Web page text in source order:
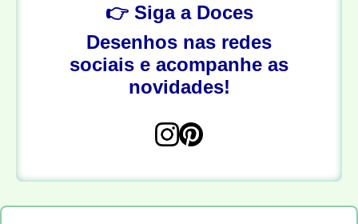
👉 Siga a Doces
Desenhos nas redes
sociais e acompanhe as
novidades!